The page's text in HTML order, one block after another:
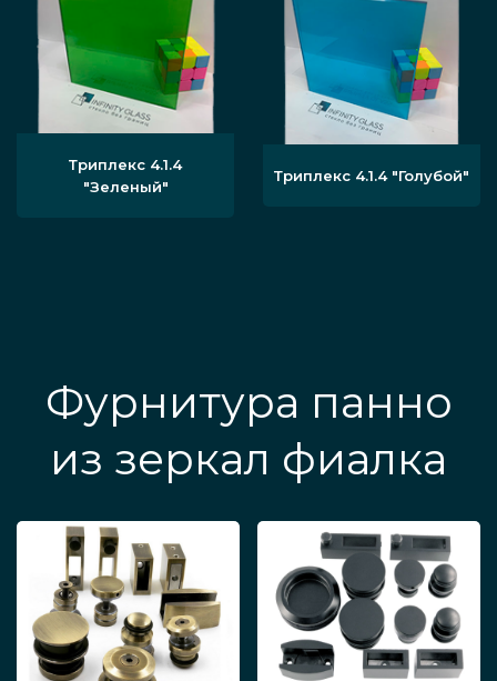
Триплекс 4.1.4
"Зеленый"
Триплекс 4.1.4 "Голубой"
Фурнитура панно
из зеркал фиалка